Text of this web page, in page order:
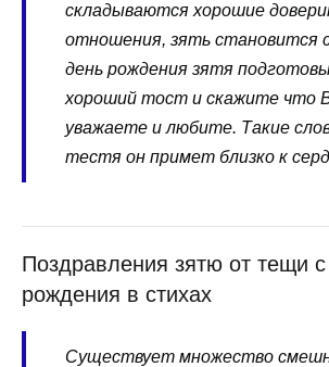
складываются хорошие
отношения, зять становится
день рождения зятя
хороший тост и скажите что
уважаете и любите. Такие
тестя он примет близко к
Поздравления зятю от тещи
рождения в стихах
Существует множество